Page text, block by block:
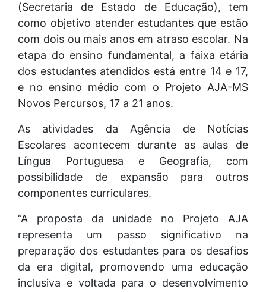
(Secretaria de Estado de Educação), tem
como objetivo atender estudantes que estão
com dois ou mais anos em atraso escolar. Na
etapa do ensino fundamental, a faixa etária
dos estudantes atendidos está entre 14 e 17,
e no ensino médio com o Projeto AJA-MS
Novos Percursos, 17 a 21 anos.
As atividades da Agência de Notícias
Escolares acontecem durante as aulas de
Língua Portuguesa e Geografia, com
possibilidade de expansão para outros
componentes curriculares.
“A proposta da unidade no Projeto AJA
representa um passo significativo na
preparação dos estudantes para os desafios
da era digital, promovendo uma educação
inclusiva e voltada para o desenvolvimento